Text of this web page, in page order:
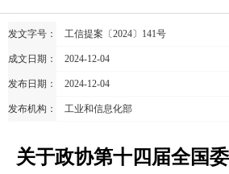
发文字号： 工信提案〔2024〕141号
成文日期： 2024-12-04
发布日期： 2024-12-04
发布机构： 工业和信息化部
关于政协第十四届全国